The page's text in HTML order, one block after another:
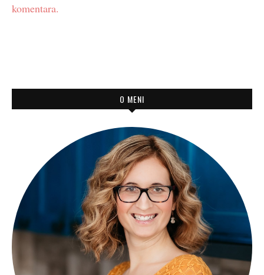
komentara.
O MENI